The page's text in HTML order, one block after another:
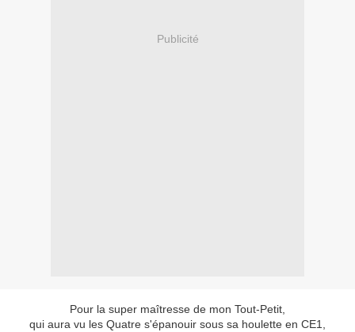
Publicité
Pour la super maîtresse de mon Tout-Petit,
qui aura vu les Quatre s'épanouir sous sa houlette en CE1,